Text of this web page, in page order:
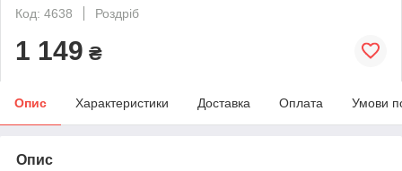
Код: 4638
Роздріб
1 149 ₴
Опис Характеристики Доставка Оплата Умови
Опис